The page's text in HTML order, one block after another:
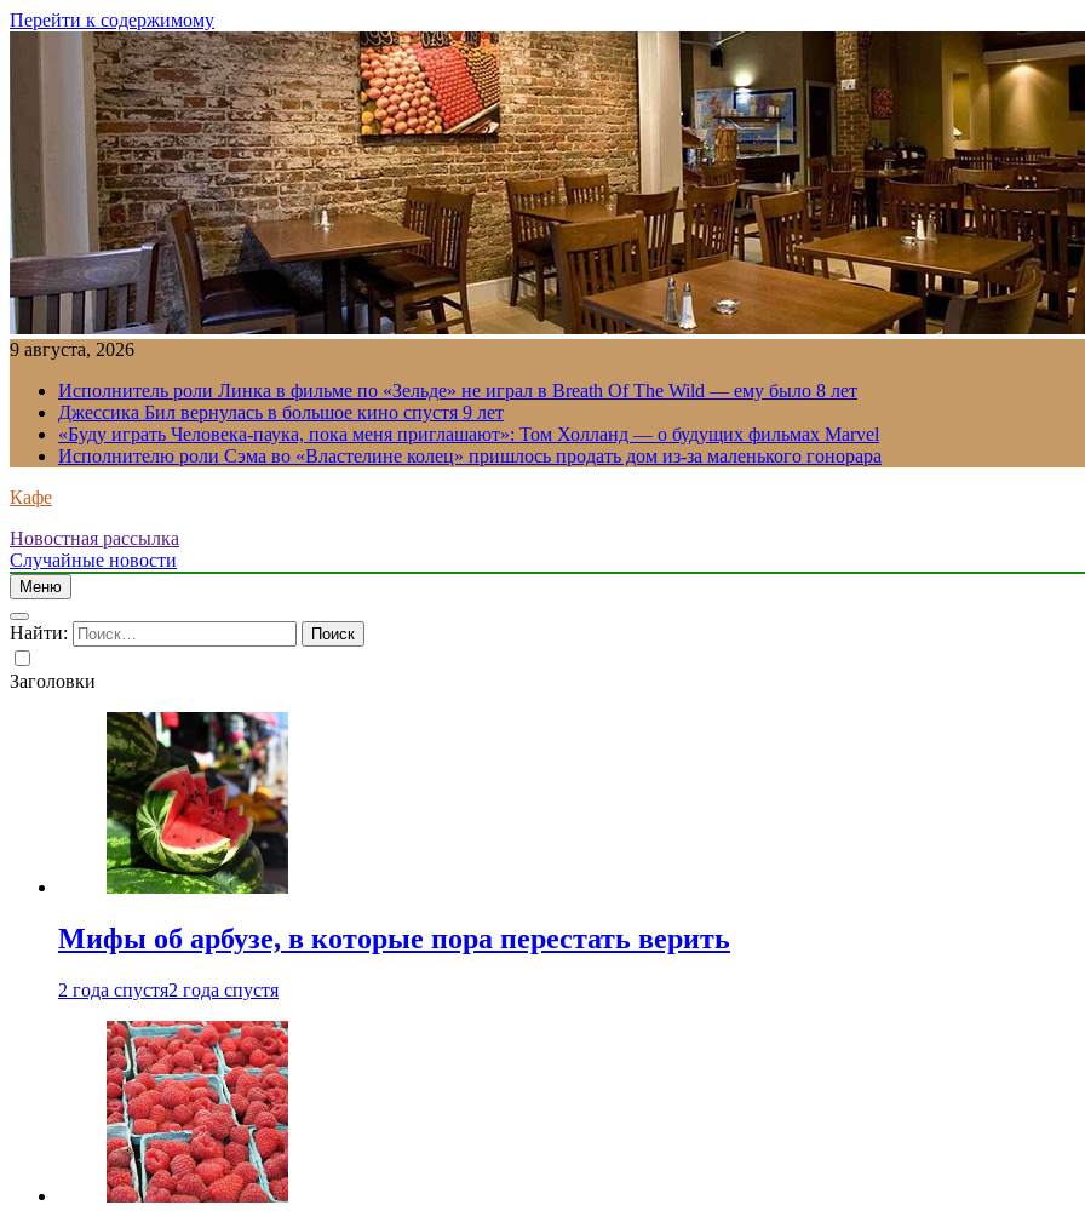
Перейти к содержимому
9 августа, 2026
Исполнитель роли Линка в фильме по «Зельде» не играл в Breath Of The Wild — ему было 8 лет
Джессика Бил вернулась в большое кино спустя 9 лет
«Буду играть Человека-паука, пока меня приглашают»: Том Холланд — о будущих фильмах Marvel
Исполнителю роли Сэма во «Властелине колец» пришлось продать дом из-за маленького гонорара
Кафе
Новостная рассылка
Случайные новости
Меню
Найти:
Заголовки
Мифы об арбузе, в которые пора перестать верить
2 года спустя2 года спустя